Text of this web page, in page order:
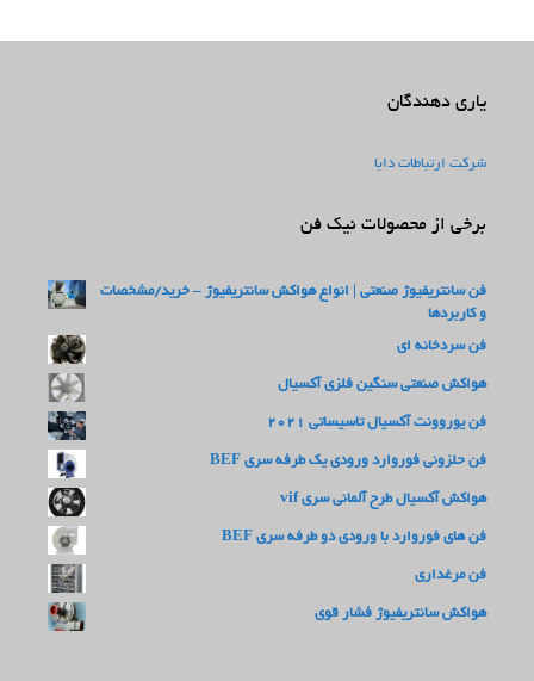
یاری دهندگان
شرکت ارتباطات دابا
برخی از محصولات نیک فن
فن سانتریفیوژ صنعتی | انواع هواکش سانتریفیوژ – خرید/مشخصات
و کاربردها
فن سردخانه ای
هواکش صنعتی سنگین فلزی آکسیال
فن یوروونت آکسیال تاسیساتی 2021
فن حلزونی فوروارد ورودی یک طرفه سری BEF
هواکش آکسیال طرح آلمانی سری vif
فن های فوروارد با ورودی دو طرفه سری BEF
فن مرغداری
هواکش سانتریفیوژ فشار قوی